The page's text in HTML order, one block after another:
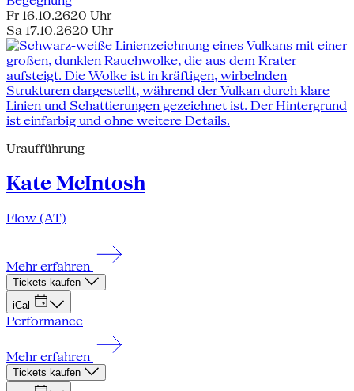
Fr 16.10.2620 Uhr
Sa 17.10.2620 Uhr
Uraufführung
Kate McIntosh
Flow (AT)
Mehr erfahren
Tickets kaufen
iCal
Performance
Mehr erfahren
Tickets kaufen